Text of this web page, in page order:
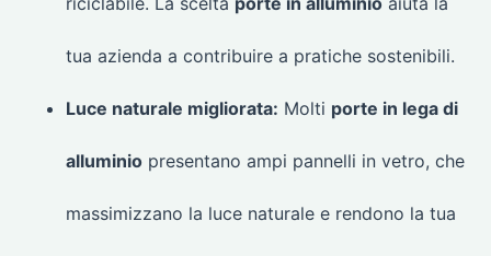
tua azienda a contribuire a pratiche sostenibili.
Luce naturale migliorata: Molti porte in lega di
alluminio presentano ampi pannelli in vetro, che
massimizzano la luce naturale e rendono la tua